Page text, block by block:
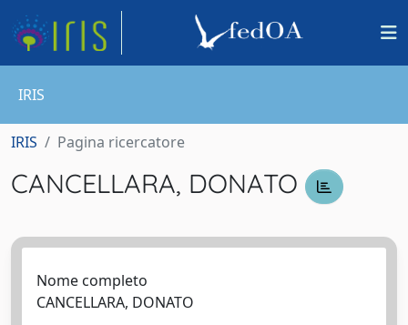
IRIS
IRIS Pagina ricercatore
CANCELLARA, DONATO
Nome completo
CANCELLARA, DONATO